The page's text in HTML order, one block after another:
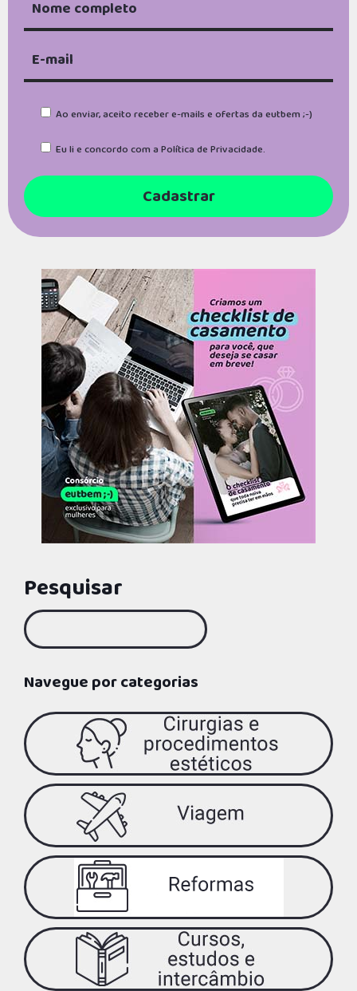
Ao enviar, aceito receber e-mails e ofertas da eutbem ;-)
Eu li e concordo com aPolítica de Privacidade.
Pesquisar
Navegue por categorias